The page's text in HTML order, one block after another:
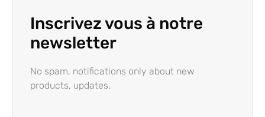
Inscrivez vous à notre
newsletter
No spam, notifications only about new
products, updates.